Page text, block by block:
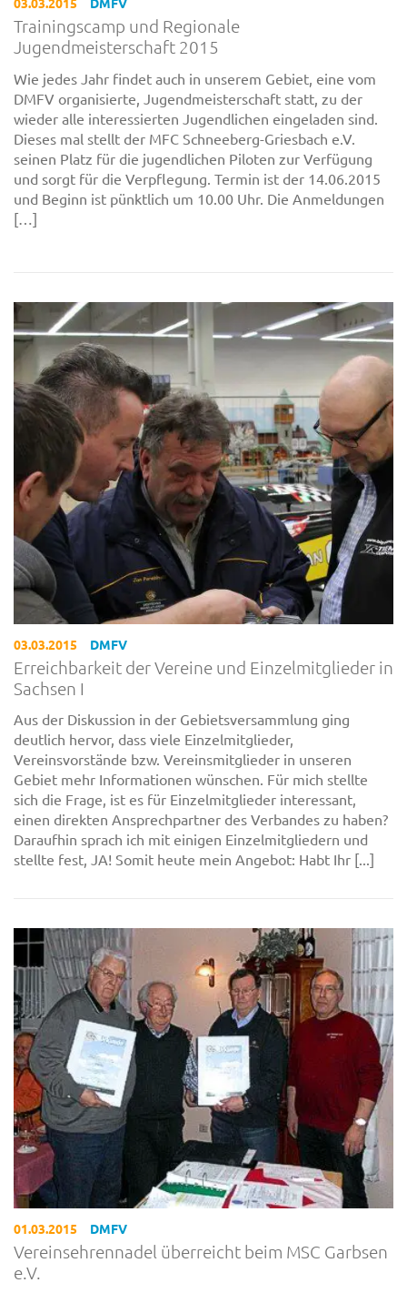
Trainingscamp und Regionale
Jugendmeisterschaft 2015
Wie jedes Jahr findet auch in unserem Gebiet, eine vom
DMFV organisierte, Jugendmeisterschaft statt, zu der
wieder alle interessierten Jugendlichen eingeladen sind.
Dieses mal stellt der MFC Schneeberg-Griesbach e.V.
seinen Platz für die jugendlichen Piloten zur Verfügung
und sorgt für die Verpflegung. Termin ist der 14.06.2015
und Beginn ist pünktlich um 10.00 Uhr. Die Anmeldungen
[…]
03.03.2015 DMFV
Erreichbarkeit der Vereine und Einzelmitglieder in
Sachsen I
Aus der Diskussion in der Gebietsversammlung ging
deutlich hervor, dass viele Einzelmitglieder,
Vereinsvorstände bzw. Vereinsmitglieder in unseren
Gebiet mehr Informationen wünschen. Für mich stellte
sich die Frage, ist es für Einzelmitglieder interessant,
einen direkten Ansprechpartner des Verbandes zu haben?
Daraufhin sprach ich mit einigen Einzelmitgliedern und
stellte fest, JA! Somit heute mein Angebot: Habt Ihr [...]
01.03.2015 DMFV
Vereinsehrennadel überreicht beim MSC Garbsen
e.V.